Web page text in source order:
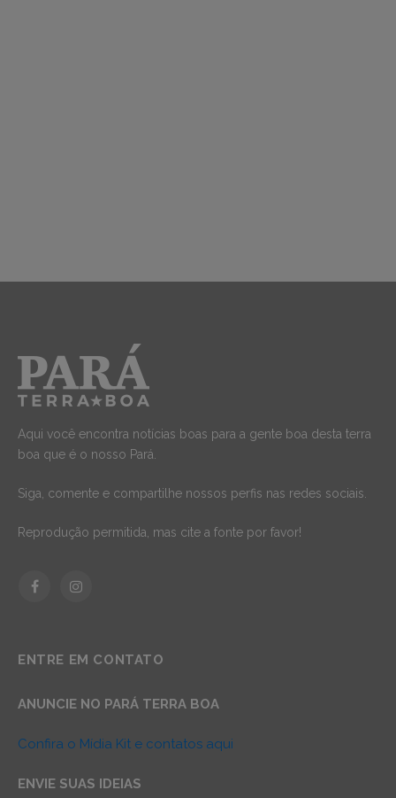
Aqui você encontra notícias boas para a gente boa desta terra
boa que é o nosso Pará.
Siga, comente e compartilhe nossos perfis nas redes sociais.
Reprodução permitida, mas cite a fonte por favor!
FacebookInstagram
ENTRE EM CONTATO
ANUNCIE NO PARÁ TERRA BOA
Confira o Mídia Kit e contatos aqui
ENVIE SUAS IDEIAS